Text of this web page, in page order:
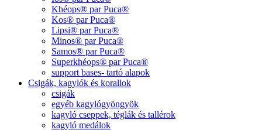
Khéops® par Puca®
Kos® par Puca®
Lipsi® par Puca®
Minos® par Puca®
Samos® par Puca®
Superkhéops® par Puca®
support bases- tartó alapok
Csigák, kagylók és korallok
csigák
egyéb kagylógyöngyök
kagyló cseppek, téglák és tallérok
kagyló medálok